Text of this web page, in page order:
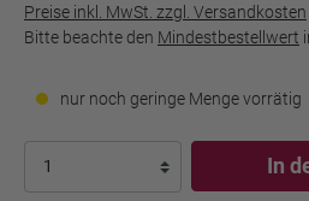
Preise inkl. MwSt. zzgl. Versandkosten
Bitte beachte den Mindestbestellwert
nur noch geringe Menge vorrätig
In